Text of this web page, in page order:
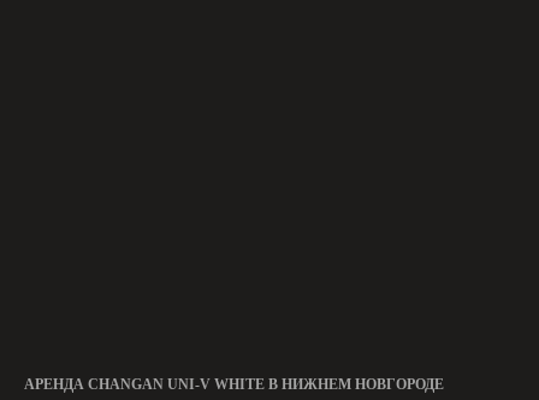
АРЕНДА CHANGAN UNI-V WHITE В НИЖНЕМ НОВГОРОДЕ